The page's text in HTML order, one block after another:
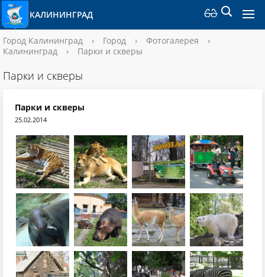
КАЛИНИНГРАД
Город Калининград › Город › Фотогалерея
›
Калининград
› Парки и скверы
Парки и скверы
Парки и скверы
25.02.2014